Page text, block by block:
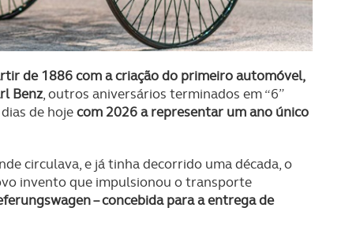
de 1886 com a criação do primeiro automóvel,
Benz, outros aniversários terminados em “6”
de hojecom 2026 a representar um ano único
circulava, e já tinha decorrido uma década, o
invento que impulsionou o transporte
– concebida para a entrega de